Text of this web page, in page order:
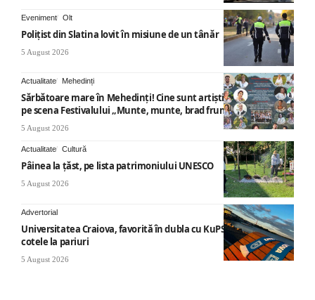
Eveniment Olt
Polițist din Slatina lovit în misiune de un tânăr
5 August 2026
Actualitate Mehedinți
Sărbătoare mare în Mehedinți! Cine sunt artiștii care vor urca
pe scena Festivalului „Munte, munte, brad frumos”
5 August 2026
Actualitate Cultură
Pâinea la țăst, pe lista patrimoniului UNESCO
5 August 2026
Advertorial
Universitatea Craiova, favorită în dubla cu KuPS: Cum arată
cotele la pariuri
5 August 2026